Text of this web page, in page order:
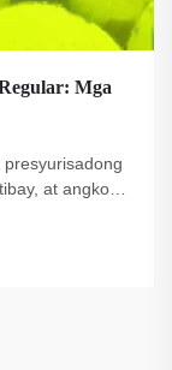
Mga
at angkop